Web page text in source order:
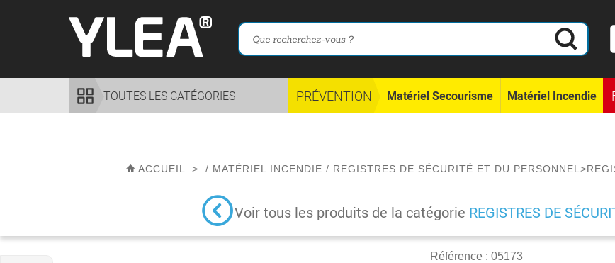
TOUTES LES CATÉGORIES PRÉVENTION Matériel Secourisme Matériel Incendie
ACCUEIL > / MATÉRIEL INCENDIE / REGISTRES DE SÉCURITÉ ET DU PERSONNEL >
Voir tous les produits de la catégorie REGISTRES DE
Référence : 05173